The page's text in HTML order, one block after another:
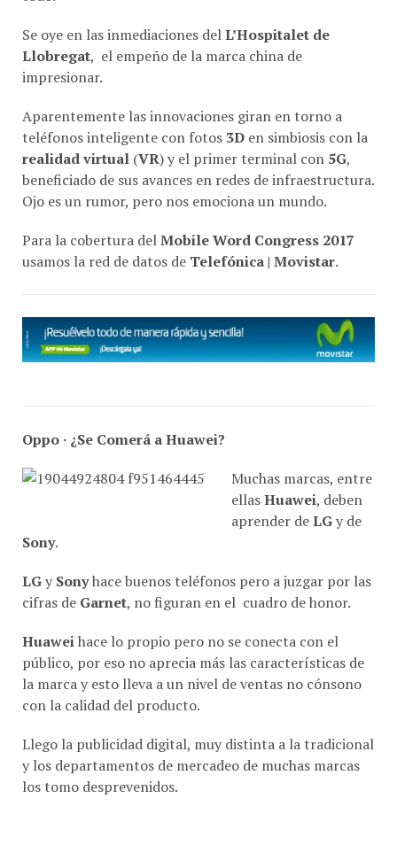
Llobregat, el empeño de la marca china de
impresionar.
teléfonos inteligente con fotos3Den simbiosis con la
realidad virtual(VR ) y el primer terminal con 5G,
beneficiado de sus avances en redes de infraestructura.
Ojo es un rumor, pero nos emociona un mundo.
usamos la red de datos deTelefónica | Movistar.
ellasHuawei, deben
aprender deLGy de
cifras deGarnet, no figuran en el cuadro de honor.
público, por eso no aprecia más las características de
la marca y esto lleva a un nivel de ventas no cónsono
con la calidad del producto.
y los departamentos de mercadeo de muchas marcas
los tomo desprevenidos.